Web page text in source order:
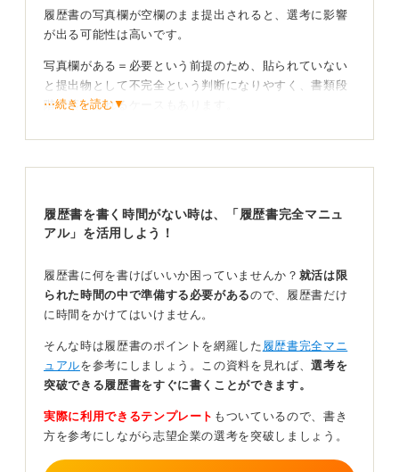
履歴書の写真欄が空欄のまま提出されると、選考に影響
が出る可能性は高いです。
写真欄がある＝必要という前提のため、貼られていない
と提出物として不完全という判断になりやすく、書類段
階で落とされるケースもあります。
いない、基本的な報連相ができない、仕事の抜け漏れが
多そうといった印象を持たれる可能性があります。
のは論外で、約束を守れない人という評価につながりま
す。どうしても遅れるなら、必ず事前に理由を添えて連
絡することが必要です。
急いで間に合わせるように動き企業へ連絡しよう
は必ず連絡を入れること、期限内提出と、写真の準備、
どちらがよりマイナスかを冷静に判断することが必要で
す。
⋯続きを読む▼
履歴書を書く時間がない時は、「履歴書完全マニュ
アル」を活用しよう！
履歴書に何を書けばいいか困っていませんか？ 就活は限
られた時間の中で準備する必要があるので、履歴書だけ
に時間をかけてはいけません。
そんな時は履歴書のポイントを網羅した 履歴書完全マニ
ュアルを参考にしましょう。この資料を見れば、選考を
突破できる履歴書をすぐに書くことができます。
実際に利用できるテンプレート もついているので、書き
方を参考にしながら志望企業の選考を突破しましょう。